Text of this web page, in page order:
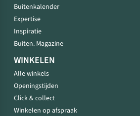
Buitenkalender
Expertise
Inspiratie
Buiten. Magazine
WINKELEN
Alle winkels
Openingstijden
Click & collect
Winkelen op afspraak